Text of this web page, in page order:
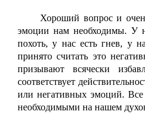
Хороший вопрос и
эмоции нам необходимы. У
похоть, у нас есть гнев, у
принято считать это
призывают всячески
соответствует
или негативных эмоций.
необходимыми на нашем